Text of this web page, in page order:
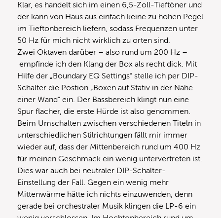
Klar, es handelt sich im einen 6,5-Zoll-Tieftöner und
der kann von Haus aus einfach keine zu hohen Pegel
im Tieftonbereich liefern, sodass Frequenzen unter
50 Hz für mich nicht wirklich zu orten sind.
Zwei Oktaven darüber – also rund um 200 Hz –
empfinde ich den Klang der Box als recht dick. Mit
Hilfe der „Boundary EQ Settings“ stelle ich per DIP-
Schalter die Postion „Boxen auf Stativ in der Nähe
einer Wand“ ein. Der Bassbereich klingt nun eine
Spur flacher, die erste Hürde ist also genommen.
Beim Umschalten zwischen verschiedenen Titeln in
unterschiedlichen Stilrichtungen fällt mir immer
wieder auf, dass der Mittenbereich rund um 400 Hz
für meinen Geschmack ein wenig untervertreten ist.
Dies war auch bei neutraler DIP-Schalter-
Einstellung der Fall. Gegen ein wenig mehr
Mittenwärme hätte ich nichts einzuwenden, denn
gerade bei orchestraler Musik klingen die LP-6 ein